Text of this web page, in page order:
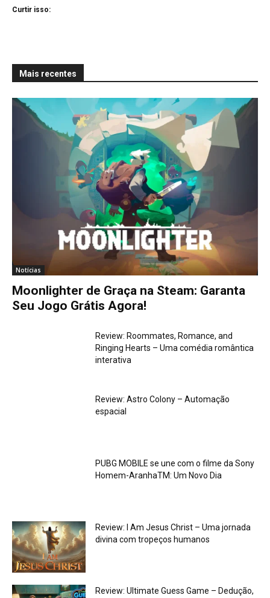
Curtir isso:
Mais recentes
Notícias
Moonlighter de Graça na Steam: Garanta
Seu Jogo Grátis Agora!
Review: Roommates, Romance, and
Ringing Hearts – Uma comédia romântica
interativa
Review: Astro Colony – Automação
espacial
PUBG MOBILE se une com o filme da Sony
Homem-AranhaTM: Um Novo Dia
Review: I Am Jesus Christ – Uma jornada
divina com tropeços humanos
Review: Ultimate Guess Game – Dedução,